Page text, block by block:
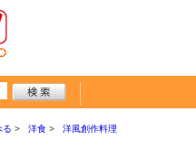
る 洋食 洋風創作料理